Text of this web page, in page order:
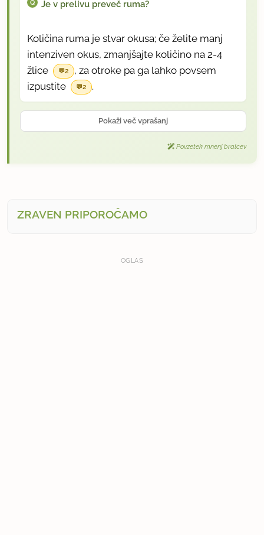
Je v prelivu preveč ruma?
Količina ruma je stvar okusa; če želite manj
intenziven okus, zmanjšajte količino na 2-4
žlice
2
, za otroke pa ga lahko povsem
izpustite
2 .
Pokaži več vprašanj
Povzetek mnenj bralcev
ZRAVEN PRIPOROČAMO
OGLAS